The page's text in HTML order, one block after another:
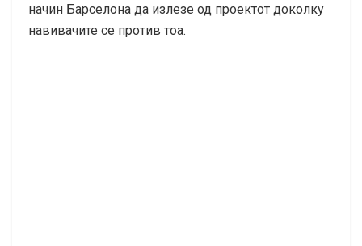
начин Барселона да излезе од проектот доколку
навивачите се против тоа.